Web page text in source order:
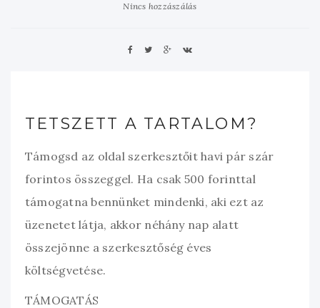
Nincs hozzászálás
TETSZETT A TARTALOM?
Támogsd az oldal szerkesztőit havi pár szár
forintos összeggel. Ha csak 500 forinttal
támogatna bennünket mindenki, aki ezt az
üzenetet látja, akkor néhány nap alatt
összejönne a szerkesztőség éves
költségvetése.
TÁMOGATÁS